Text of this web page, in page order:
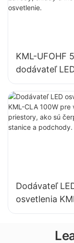
iné vnútorné
KML-UFOHF
dodávateľ
svietidiel do
vysokých hal
priemyselné
závody,
Dodávateľ
osvetlenia
CLA 100W pre
ako sú